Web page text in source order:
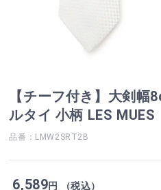
【チーフ付き】大剣幅
ルタイ 小柄 LES MUES
品番：LMW2SRT2B
6,589円 （税込）